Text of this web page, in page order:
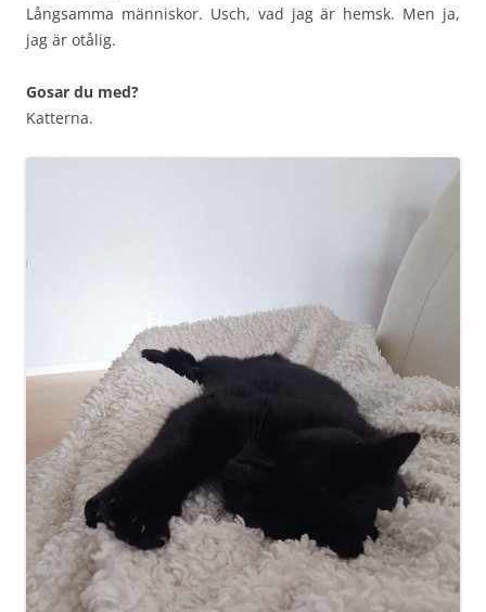
Långsamma människor. Usch, vad jag är hemsk. Men ja,
jag är otålig.
Gosar du med?
Katterna.